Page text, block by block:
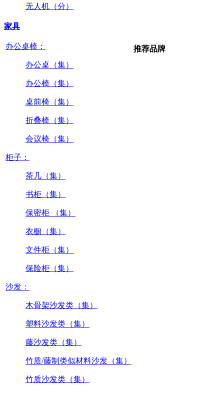
无人机（分）
家具
办公桌椅：
办公桌（集）
办公椅（集）
桌前椅（集）
折叠椅（集）
会议椅（集）
柜子：
茶几（集）
书柜（集）
保密柜 （集）
衣橱（集）
文件柜（集）
保险柜（集）
沙发：
木骨架沙发类（集）
塑料沙发类（集）
藤沙发类（集）
竹质/藤制类似材料沙发（集）
竹质沙发类（集）
推荐品牌